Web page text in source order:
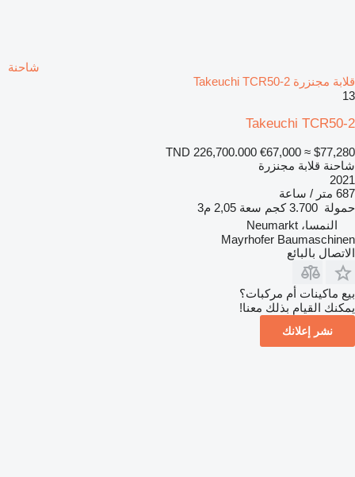
شاحنة
قلابة مجنزرة Takeuchi TCR50-2
13
Takeuchi TCR50-2
TND 226,700.000 €67,000 ≈ $77,280
شاحنة قلابة مجنزرة
2021
687 متر / ساعة
حمولة 3.700 كجم سعة 2,05 م3
النمسا، Neumarkt
Mayrhofer Baumaschinen
الاتصال بالبائع
بيع ماكينات أم مركبات؟
يمكنك القيام بذلك معنا!
نشر إعلانك